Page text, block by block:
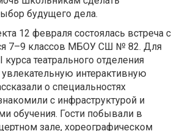
будущего дела.
12 февраля состоялась встреча с
7–9 классов МБОУ СШ № 82. Для
курса театрального отделения
интерактивную
о специальностях
с инфраструктурой и
обучения. Гости побывали в
зале, хореографическом